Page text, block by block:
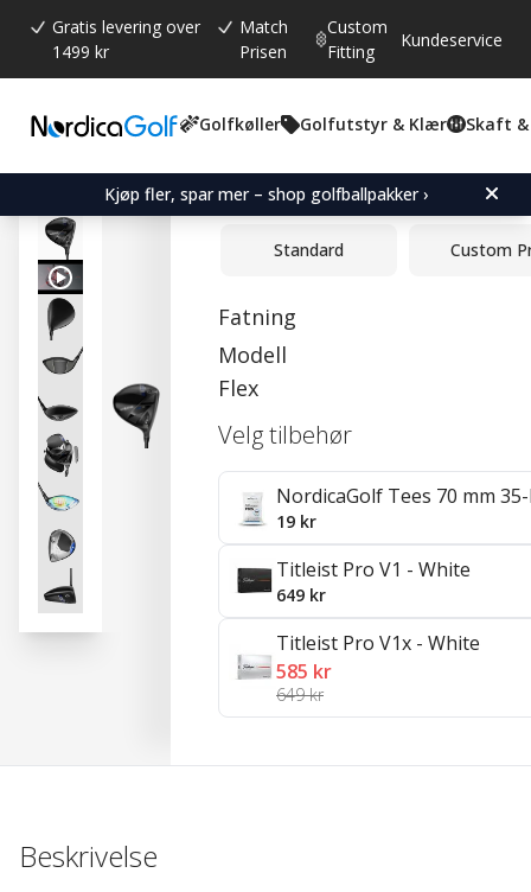
Gratis levering over
1499 kr
Match
Prisen
Custom
Fitting
Kundeservice
Golfkøller Golfutstyr & Klær Skaft &
Kjøp fler, spar mer – shop golfballpakker ›
Gjennomsnittskarakter:
stemmer:
Cobra OPTM X Driver
Standard Custom
Fatning
Modell
Flex
Velg tilbehør
NordicaGolf Tees 70 mm
19 kr
Titleist Pro V1 - White
649 kr
Titleist Pro V1x - White
585 kr
649 kr
Beskrivelse